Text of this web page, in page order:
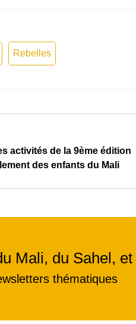
Rebelles
activités de la 9ème édition
des enfants du Mali
Mali, du Sahel,
thématiques